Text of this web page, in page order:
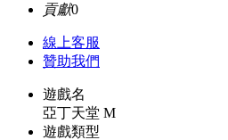
貢獻0
線上客服
贊助我們
遊戲名
亞丁天堂 M
遊戲類型